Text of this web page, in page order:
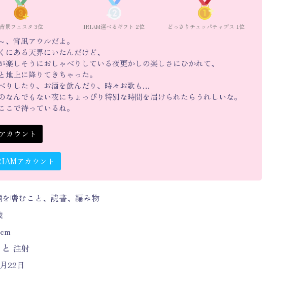
背景フェスタ 3位 IRIAM選べるギフト 2位 どっさりチュッパチャプス 1位
、宵凪アウルだよ。
にある天界にいたんだけど、
楽しそうにおしゃべりしている夜更かしの楽しさにひかれて、
地上に降りてきちゃった。
りしたり、お酒を飲んだり、時々お歌も…
なんでもない夜にちょっぴり特別な時間を届けられたらうれしいな。
こで待っているね。
カウント
アカウント
を嗜むこと、読書、編み物
注射
22日